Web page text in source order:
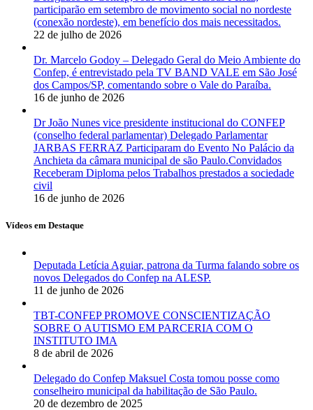
participarão em setembro de movimento social no nordeste
(conexão nordeste), em benefício dos mais necessitados.
22 de julho de 2026
Dr. Marcelo Godoy – Delegado Geral do Meio Ambiente do
Confep, é entrevistado pela TV BAND VALE em São José
dos Campos/SP, comentando sobre o Vale do Paraíba.
16 de junho de 2026
Dr João Nunes vice presidente institucional do CONFEP
(conselho federal parlamentar) Delegado Parlamentar
JARBAS FERRAZ Participaram do Evento No Palácio da
Anchieta da câmara municipal de são Paulo.Convidados
Receberam Diploma pelos Trabalhos prestados a sociedade
civil
16 de junho de 2026
Vídeos em Destaque
Deputada Letícia Aguiar, patrona da Turma falando sobre os
novos Delegados do Confep na ALESP.
11 de junho de 2026
TBT-CONFEP PROMOVE CONSCIENTIZAÇÃO
SOBRE O AUTISMO EM PARCERIA COM O
INSTITUTO IMA
8 de abril de 2026
Delegado do Confep Maksuel Costa tomou posse como
conselheiro municipal da habilitação de São Paulo.
20 de dezembro de 2025